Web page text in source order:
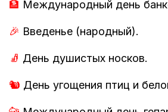
🏦 Международный день
🎉 Введенье (народный).
🧦 День душистых носков.
🐿️ День угощения птиц и